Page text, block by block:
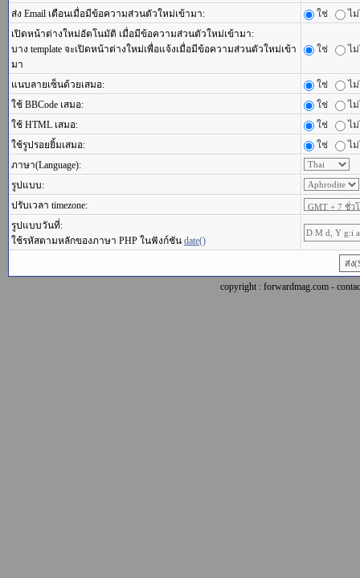
ส่ง Email เตือนเมื่อมีข้อความส่วนตัวใหม่เข้ามา: ใช่
ไ
เปิดหน้าต่างใหม่อัตโนมัติ เมื่อมีข้อความส่วนตัวใหม่เข้ามา:
บาง template จะเปิดหน้าต่างใหม่เพื่อแจ้งเมื่อมีข้อความส่วนตัวใหม่เข้า
มา
ใช่ ไ
แนบลายเซ็นด้วยเสมอ: ใช่
ไ
ใช้ BBCode เสมอ:
ใช่
ไ
ใช้ HTML เสมอ:
ใช่
ไ
ใช้รูปรอยยิ้มเสมอ:
ใช่
ไ
ภาษา(Language):
รูปแบบ:
ปรับเวลา timezone:
รูปแบบวันที่:
ใช้รหัสตามหลักของภาษา PHP ในฟังก์ชัน date()
copyright : forwardmag.com -